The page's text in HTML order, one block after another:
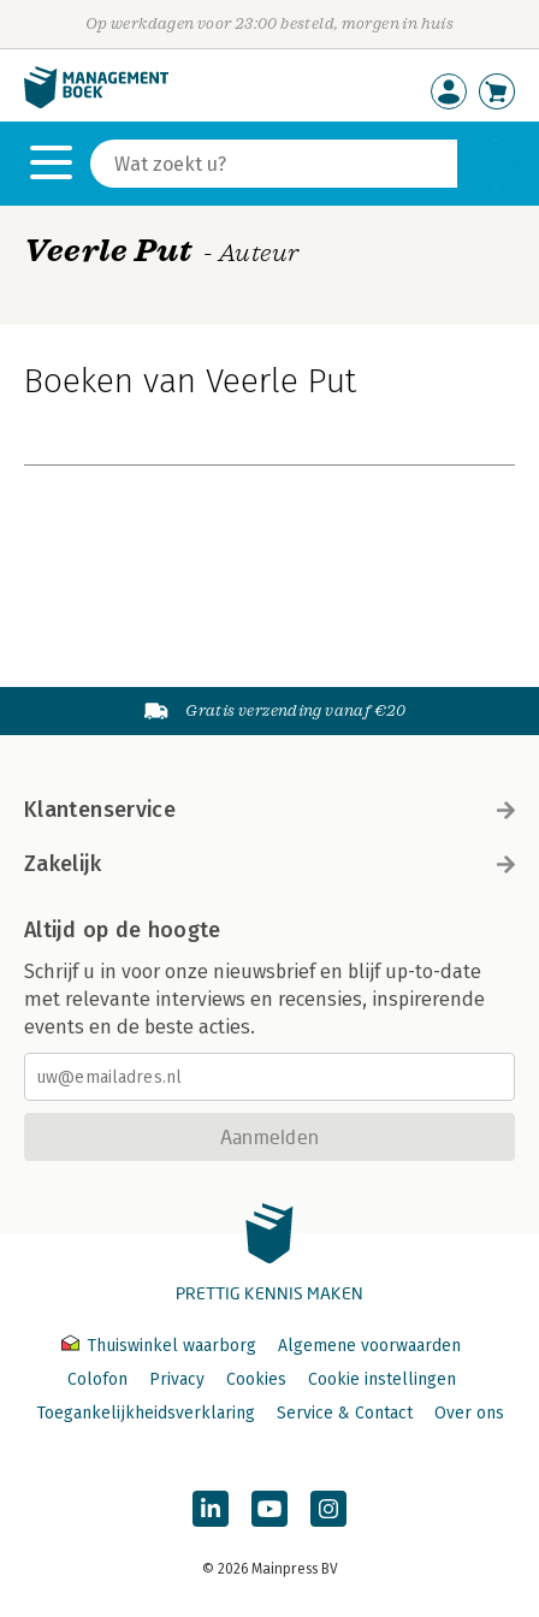
Op werkdagen voor 23:00 besteld, morgen in huis
Veerle Put - Auteur
Boeken van Veerle Put
Gratis verzending vanaf €20
Klantenservice
Zakelijk
Altijd op de hoogte
Schrijf u in voor onze nieuwsbrief en blijf up-to-date
met relevante interviews en recensies, inspirerende
events en de beste acties.
Aanmelden
PRETTIG KENNIS MAKEN
Thuiswinkel waarborg
Algemene voorwaarden
Colofon
Privacy Cookies
Cookie instellingen
Toegankelijkheidsverklaring
Service & Contact Over ons
© 2026 Mainpress BV